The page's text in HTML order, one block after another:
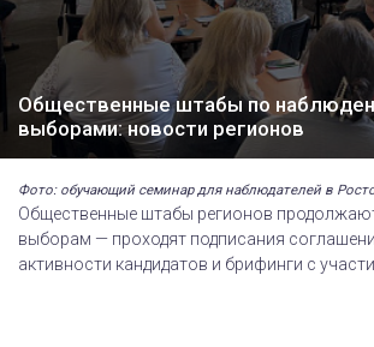
Общественные штабы по
выборами: новости регионов
Фото: обучающий семинар для наблюдателей в
Общественные штабы регионов
выборам — проходят подписания
активности кандидатов и брифинги с